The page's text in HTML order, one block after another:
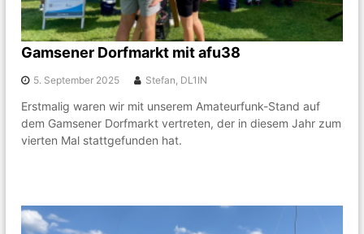
k
n
g
e
m
s
c
h
u
n
Gamsener Dorfmarkt mit afu38
5. September 2025 Stefan, DL1IN
Erstmalig waren wir mit unserem Amateurfunk-Stand auf
dem Gamsener Dorfmarkt vertreten, der in diesem Jahr zum
vierten Mal stattgefunden hat.